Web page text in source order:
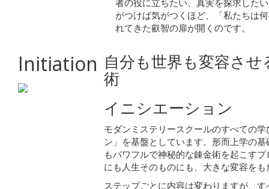
がつけば気がつくほど、「私たちは
れてきた叡智の扉が開くのです。
Initiation 自分も世界も変容さ
術
イニシエーション
モダンミステリースクールのすべての
ン」を基盤としています。形而上学の
もパワフルで神秘的な錬金術を起こす
にも人生そのものにも、大きな変容を
ステップごとに内容は変わりますが、